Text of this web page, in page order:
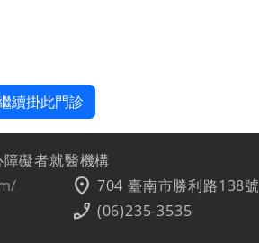
續掛此門診
礙者就醫機構
location_on 704 臺南市勝利路138號
phone_enabled (06)235-3535